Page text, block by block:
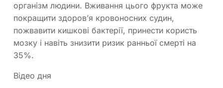
організм людини. Вживання цього фрукта може
покращити здоров’я кровоносних судин,
пожвавити кишкові бактерії, принести користь
мозку і навіть знизити ризик ранньої смерті на
35%.
Відео дня